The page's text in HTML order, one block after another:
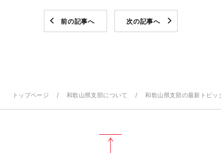
前の記事へ 次の記事へ
トップページ 和歌山県支部について 和歌山県支部の最新トピッ